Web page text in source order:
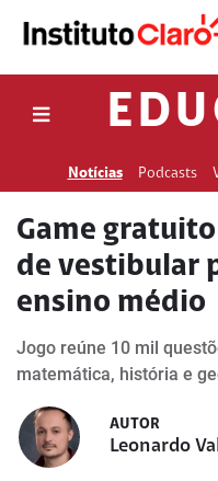
Notícias Podcasts
Game
de vestibular
ensino médio
Jogo reúne 10 mil
matemática, história e
AUTOR
Leonardo